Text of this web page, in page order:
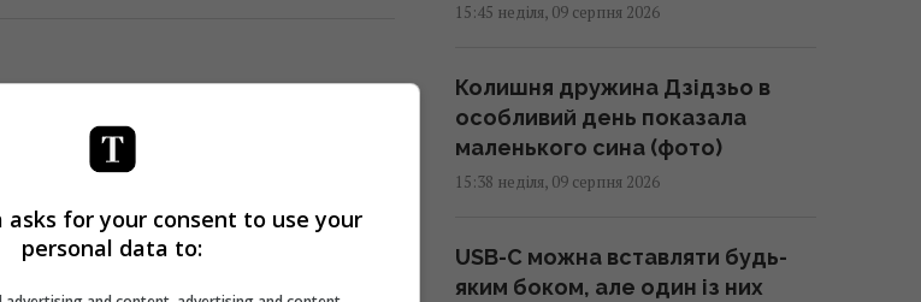
15:45 неділя, 09 серпня 2026
Колишня дружина Дзідзьо в
особливий день показала
маленького сина (фото)
15:38 неділя, 09 серпня 2026
USB-C можна вставляти будь-
яким боком, але один із них
for your consent to use your
personal data to: